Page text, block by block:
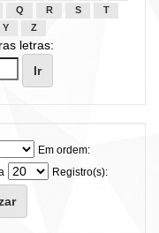
Q R S
T
Y Z
letras:
Em ordem:
Registro(s):